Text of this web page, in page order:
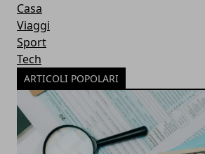
Casa
Viaggi
Sport
Tech
ARTICOLI POPOLARI